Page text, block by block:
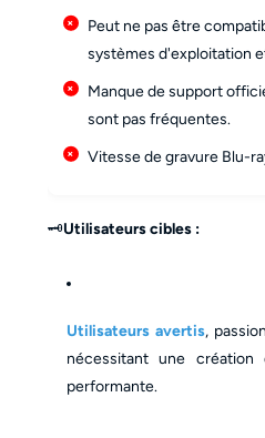
Peut ne pas être
systèmes d'exploitation
Manque de support
sont pas fréquentes.
Vitesse de gravure Blu-
🗝️Utilisateurs cibles :
Utilisateurs avertis,
nécessitant une
performante.